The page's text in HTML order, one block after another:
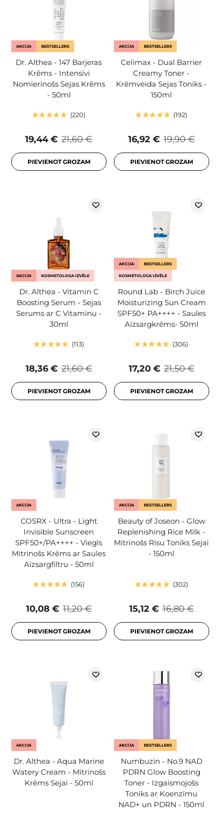
AKCIJA BESTSELLERS
Dr. Althea - 147 Barjeras
Krēms - Intensīvi
Nomierinošs Sejas Krēms
- 50ml
220
21,60 €
19,44 €
PIEVIENOT GROZAM
AKCIJA BESTSELLERS
Celimax - Dual Barrier
Creamy Toner -
Krēmveida Sejas Toniks -
150ml
192
19,90 €
16,92 €
PIEVIENOT GROZAM
AKCIJA KOSMETOLOGA IZVĒLE
Dr. Althea - Vitamin C
Boosting Serum - Sejas
Serums ar C Vitamīnu -
30ml
113
21,60 €
18,36 €
PIEVIENOT GROZAM
AKCIJA BESTSELLERS
KOSMETOLOGA IZVĒLE
Round Lab - Birch Juice
Moisturizing Sun Cream
SPF50+ PA++++ - Saules
Aizsargkrēms- 50ml
306
21,50 €
17,20 €
PIEVIENOT GROZAM
AKCIJA
COSRX - Ultra - Light
Invisible Sunscreen
SPF50+/PA++++ - Viegls
Mitrinošs Krēms ar Saules
Aizsargfiltru - 50ml
156
11,20 €
10,08 €
PIEVIENOT GROZAM
AKCIJA BESTSELLERS
Beauty of Joseon - Glow
Replenishing Rice Milk -
Mitrinošs Rīsu Toniks Sejai
- 150ml
302
16,80 €
15,12 €
PIEVIENOT GROZAM
AKCIJA
Dr. Althea - Aqua Marine
Watery Cream - Mitrinošs
Krēms Sejai - 50ml
AKCIJA BESTSELLERS
Numbuzin - No.9 NAD
PDRN Glow Boosting
Toner - Izgaismojošs
Toniks ar Koenzīmu
NAD+ un PDRN - 150ml